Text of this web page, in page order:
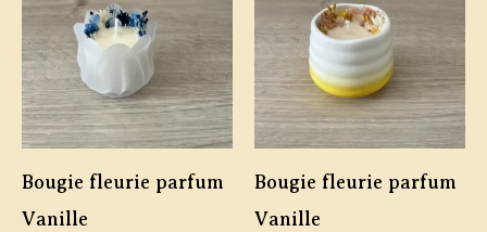
Bougie fleurie parfum
Vanille
Bougie fleurie parfum
Vanille